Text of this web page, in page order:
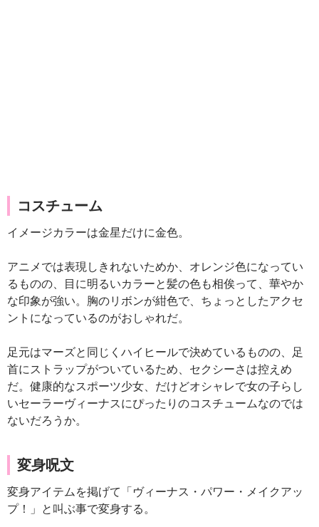
コスチューム
イメージカラーは金星だけに金色。
アニメでは表現しきれないためか、オレンジ色になってい
るものの、目に明るいカラーと髪の色も相俟って、華やか
な印象が強い。胸のリボンが紺色で、ちょっとしたアクセ
ントになっているのがおしゃれだ。
足元はマーズと同じくハイヒールで決めているものの、足
首にストラップがついているため、セクシーさは控えめ
だ。健康的なスポーツ少女、だけどオシャレで女の子らし
いセーラーヴィーナスにぴったりのコスチュームなのでは
ないだろうか。
変身呪文
変身アイテムを掲げて「ヴィーナス・パワー・メイクアッ
プ！」と叫ぶ事で変身する。